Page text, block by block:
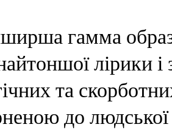
гамма
лірики
та
до